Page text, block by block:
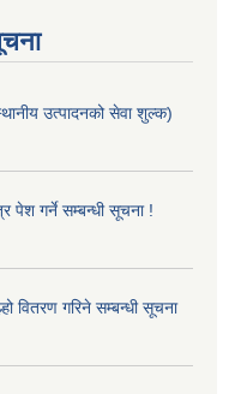
उत्पादनको सेवा शुल्क)
पेश गर्ने सम्बन्धी सूचना !
वितरण गरिने सम्बन्धी सूचना